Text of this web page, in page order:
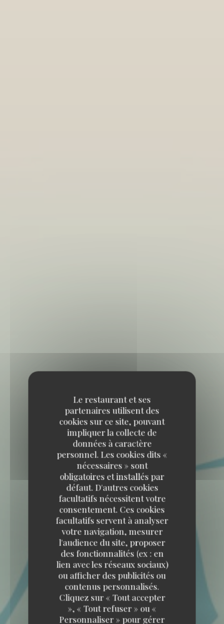
Le restaurant et ses
partenaires utilisent des
cookies sur ce site, pouvant
impliquer la collecte de
données à caractère
personnel. Les cookies dits «
nécessaires » sont
obligatoires et installés par
défaut. D'autres cookies
facultatifs nécessitent votre
consentement. Ces cookies
facultatifs servent à analyser
votre navigation, mesurer
l'audience du site, proposer
des fonctionnalités (ex : en
lien avec les réseaux sociaux)
ou afficher des publicités ou
contenus personnalisés.
Cliquez sur « Tout accepter
», « Tout refuser » ou «
Personnaliser » pour gérer